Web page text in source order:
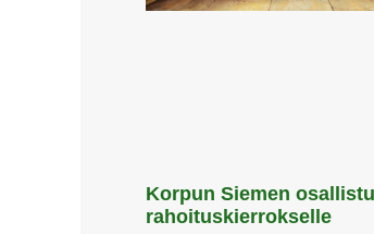
Korpun Siemen
rahoituskierrokselle